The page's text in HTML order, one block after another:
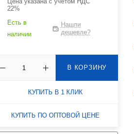
22%
Есть в
наличии
Нашли
дешевле?
В КОРЗИНУ
КУПИТЬ В 1 КЛИК
КУПИТЬ ПО ОПТОВОЙ ЦЕНЕ